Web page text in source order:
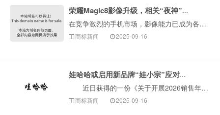
产网
荣耀Magic8影像升级，相关“夜神”商标已布局！
在竞争激烈的手机市场，影像能力已成为各大品牌角逐的焦点。近期，荣耀终端股份有限公司（简称荣耀）的CEO官宣预热了Magic8系列新机，并透露了“两亿长···
商标新闻 2025-09-16
娃哈哈或启用新品牌“娃小宗”应对商标风险
近日获得的一份《关于开展2026销售年度经销商沟通工作的通知》显示，自娃哈哈集团创始人离世后，公司正努力推进解决历史遗留问题。为维护“娃哈哈”品牌···
商标新闻 2025-09-16